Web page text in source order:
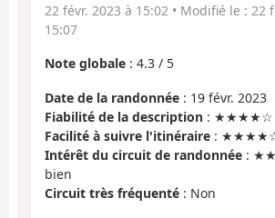
22 févr. 2023 à 15:02 • Modifié le : 22
15:07
Note globale : 4.3 / 5
Date de la randonnée : 19 févr. 2023
Fiabilité de la description : ★★★★☆
Facilité à suivre l'itinéraire :
Intérêt du circuit de randonnée :
bien
Circuit très fréquenté : Non